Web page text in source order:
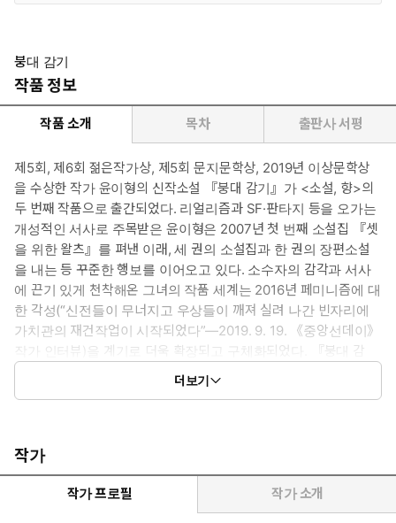
붕대 감기
작품 정보
작품 소개 목차 출판사 서평
제5회, 제6회 젊은작가상, 제5회 문지문학상, 2019년 이상문학상
을 수상한 작가 윤이형의 신작소설 『붕대 감기』가 <소설, 향>의
두 번째 작품으로 출간되었다. 리얼리즘과 SF·판타지 등을 오가는
개성적인 서사로 주목받은 윤이형은 2007년 첫 번째 소설집 『셋
을 위한 왈츠』를 펴낸 이래, 세 권의 소설집과 한 권의 장편소설
을 내는 등 꾸준한 행보를 이어오고 있다. 소수자의 감각과 서사
에 끈기 있게 천착해온 그녀의 작품 세계는 2016년 페미니즘에 대
한 각성(“신전들이 무너지고 우상들이 깨져 실려 나간 빈자리에
가치관의 재건작업이 시작되었다”―2019. 9. 19. 《중앙선데이》
작가 인터뷰)을 계기로 더욱 확장되고 구체화되었다. 『붕대 감
기』는 이러한 자각과 다짐의 연장선상에 있는 소설로서, ‘우
정’이라는 관계 안에서 휘몰아치는 복잡하고 내밀한 감정들을 첨
나다.
소설에서는 계층, 학력, 나이, 직업 등이 모두 다른 다양한 여성들의
개별적인 서사가 연쇄적으로 이어진다. 불법촬영 동영상 피해자였
던 친구를 보고도 도움을 주지 못했던 미용사 지현, 영화 홍보기획
더보기
작가
작가 프로필 작가 소개